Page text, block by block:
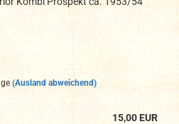
(Ausland abweichend)
15,00 EUR